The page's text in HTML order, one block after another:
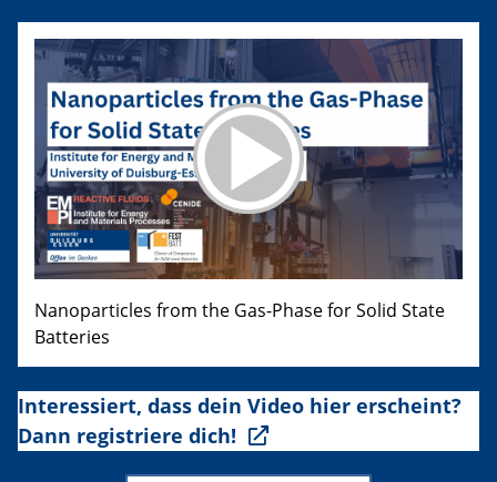
Nanoparticles from the Gas-Phase for Solid State
Batteries
Interessiert, dass dein Video hier erscheint?
Dann registriere dich!